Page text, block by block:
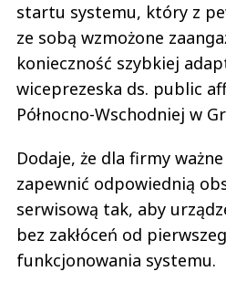
startu systemu, który z
ze sobą wzmożone
konieczność szybkiej
wiceprezeska ds. public
Północno-Wschodniej w
Dodaje, że dla firmy
zapewnić odpowiednią
serwisową tak, aby
bez zakłóceń od
funkcjonowania systemu.